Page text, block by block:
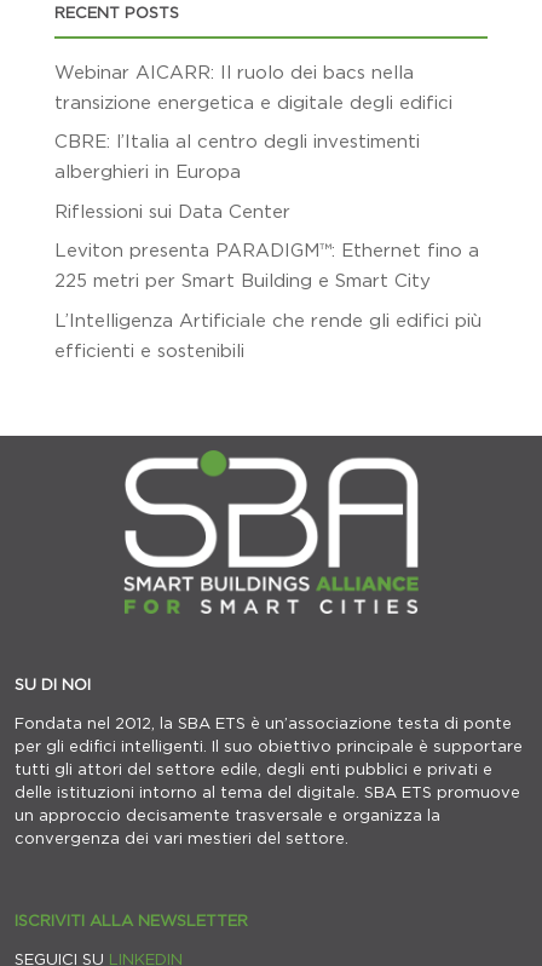
RECENT POSTS
Webinar AICARR: Il ruolo dei bacs nella
transizione energetica e digitale degli edifici
CBRE: l’Italia al centro degli investimenti
alberghieri in Europa
Riflessioni sui Data Center
Leviton presenta PARADIGM™: Ethernet fino a
225 metri per Smart Building e Smart City
L’Intelligenza Artificiale che rende gli edifici più
efficienti e sostenibili
SU DI NOI
Fondata nel 2012, la SBA ETS è un’associazione testa di ponte
per gli edifici intelligenti. Il suo obiettivo principale è supportare
tutti gli attori del settore edile, degli enti pubblici e privati e
delle istituzioni intorno al tema del digitale. SBA ETS promuove
un approccio decisamente trasversale e organizza la
convergenza dei vari mestieri del settore.
ISCRIVITI ALLA NEWSLETTER
SEGUICI SU LINKEDIN